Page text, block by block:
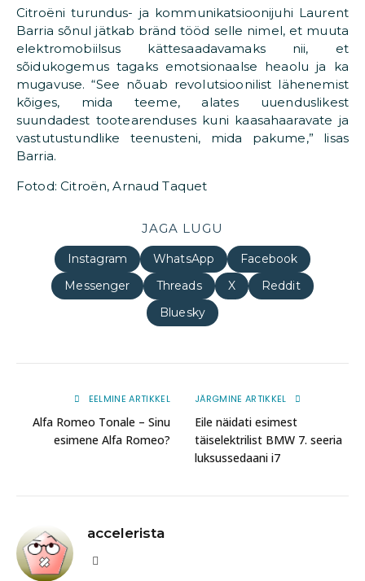
Citroëni turundus- ja kommunikatsioonijuhi Laurent
Barria sõnul jätkab bränd tööd selle nimel, et muuta
elektromobiilsus kättesaadavamaks nii, et
sõidukogemus tagaks emotsionaalse heaolu ja ka
mugavuse. “See nõuab revolutsioonilist lähenemist
kõiges, mida teeme, alates uuenduslikest
suundadest tootearenduses kuni kaasahaaravate ja
vastutustundlike teenusteni, mida pakume,” lisas
Barria.
Fotod: Citroën, Arnaud Taquet
JAGA LUGU
Instagram WhatsApp
Facebook
Messenger
Threads X
Reddit
Bluesky
EELMINE ARTIKKEL
Alfa Romeo Tonale – Sinu
esimene Alfa Romeo?
JÄRGMINE ARTIKKEL
Eile näidati esimest
täiselektrilist BMW 7. seeria
luksussedaani i7
accelerista